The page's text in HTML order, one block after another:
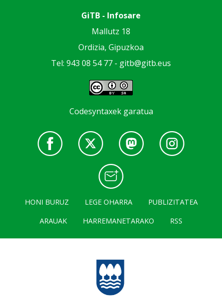
GiTB - Infosare
Mallutz 18
Ordizia, Gipuzkoa
Tel: 943 08 54 77 - gitb@gitb.eus
Codesyntaxek garatua
HONI BURUZ LEGE OHARRA
PUBLIZITATEA
ARAUAK
HARREMANETARAKO RSS